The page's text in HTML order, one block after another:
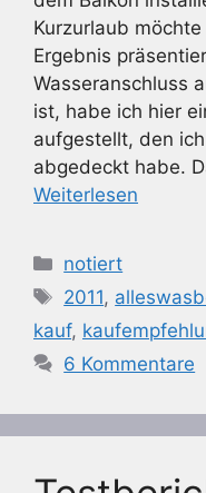
Kurzurlaub
Ergebnis
Wasseranschluss
ist, habe ich hier
aufgestellt, den
abgedeckt habe.
Weiterlesen
Kategorien
notiert
Schlagwörter
2011,
kauf,
6 Kommentare